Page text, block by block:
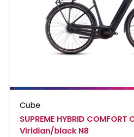
Cube
SUPREME HYBRID COMFORT
Viridian/black N8